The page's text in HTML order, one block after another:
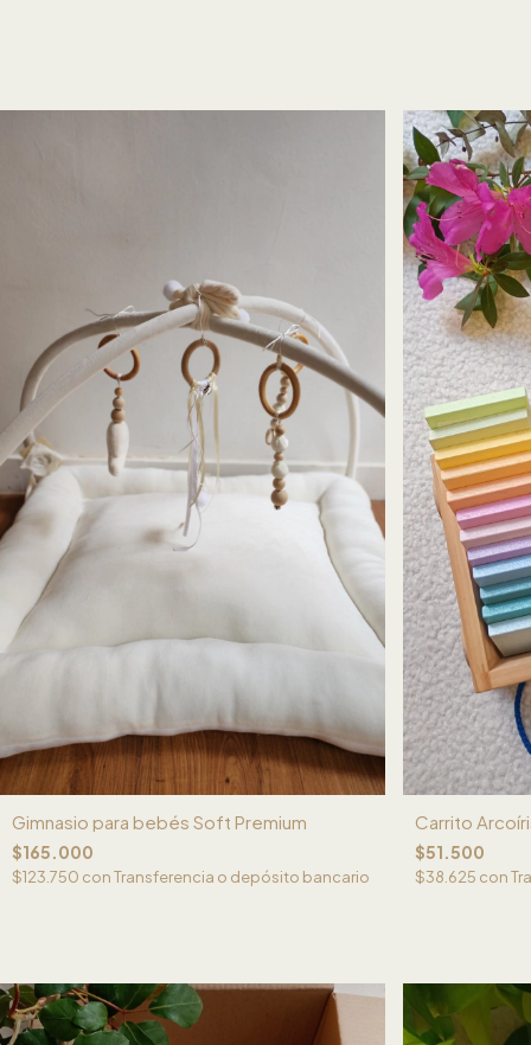
Gimnasio para bebés Soft Premium
$165.000
$123.750 conTransferencia o depósito bancario
Carrito
$51.500
$38.625 con